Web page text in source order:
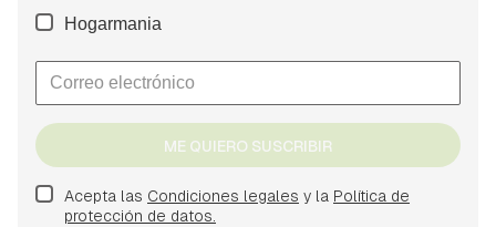
Hogarmania
ME QUIERO SUSCRIBIR
Acepta las Condiciones legales y la Política de
protección de datos.